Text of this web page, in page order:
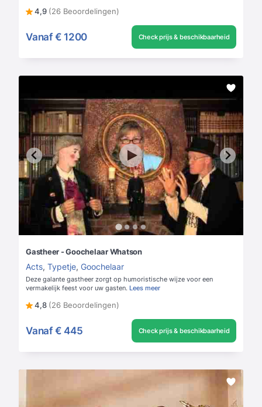
4,9 (26 Beoordelingen)
Vanaf € 1200 Check prijs & beschikbaarheid
Gastheer - Goochelaar Whatson
Acts, Typetje, Goochelaar
Deze galante gastheer zorgt op humoristische wijze voor een
vermakelijk feest voor uw gasten. Lees meer
4,8 (26 Beoordelingen)
Vanaf € 445 Check prijs & beschikbaarheid